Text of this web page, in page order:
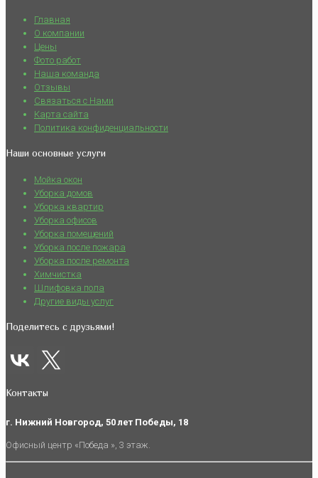
Главная
О компании
Цены
Фото работ
Наша команда
Отзывы
Связаться с Нами
Карта сайта
Политика конфиденциальности
Наши основные услуги
Мойка окон
Уборка домов
Уборка квартир
Уборка офисов
Уборка помещений
Уборка после пожара
Уборка после ремонта
Химчистка
Шлифовка пола
Другие виды услуг
Поделитесь с друзьями!
Контакты
г. Нижний Новгород, 50 лет Победы, 18
Офисный центр «Победа », 3 этаж.